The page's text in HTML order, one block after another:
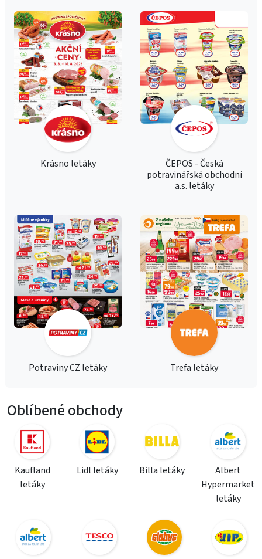
Krásno letáky
ČEPOS - Česká
potravinářská obchodní
a.s. letáky
Potraviny CZ letáky Trefa letáky
Oblíbené obchody
Kaufland
letáky
Lidl letáky Billa letáky
Albert
Hypermarket
letáky